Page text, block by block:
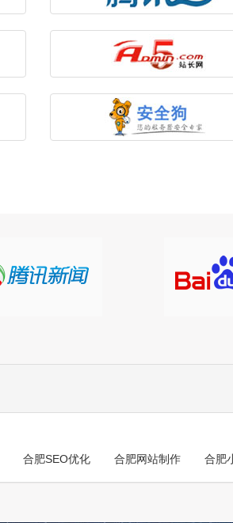
合肥SEO优化 合肥网站制作 合肥